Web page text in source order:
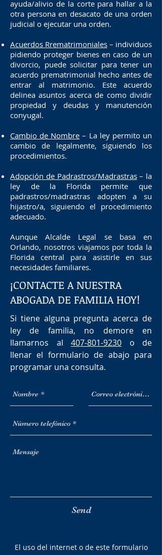
ayuda/alivio de la corte para hallar a la
otra persona en desacato de una orden
judicial o ejecutar una orden.
Acuerdos Rrematrimoniales – individuos
pidiendo proteger bienes en caso de un
divorcio, puede solicitar para tener un
acuerdo prematrimonial hecho antes de
entrar al matrimonio. Este acuerdo
delinea asuntos acerca de como dividir
propiedad y deudas y manutención
conyugal.
Cambio de Nombre – La ley permito un
cambio de legalmente, siguiendo los
procedimientos.
Adopción de Padrastros/Madrastras– la
ley de la Florida permite que
padrastros/madrastras adopten a su
hijastro/a, siguiendo el procedimiento
adecuado.
Aunque Alcalde Legal se basa en
Orlando, nosotros viajamos por toda la
Florida central para asistirle en sus
necesidades familiares.
¡CONTACTE A NUESTRA
ABOGADA DE FAMILIA HOY!
Si tiene alguna pregunta acerca de
ley de familia, no demore en
llamarnos al 407-801-9230 o de
llenar el formulario de abajo para
programar una consulta.
Send
El uso del internet o de este formulario